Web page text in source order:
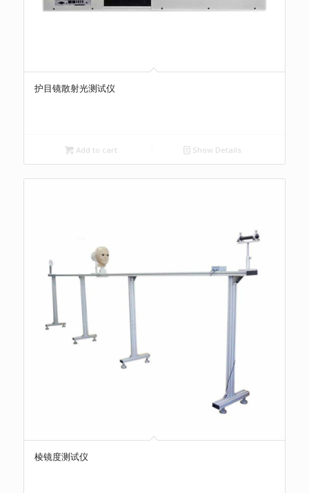
护目镜散射光测试仪
Add to cart Show Details
棱镜度测试仪